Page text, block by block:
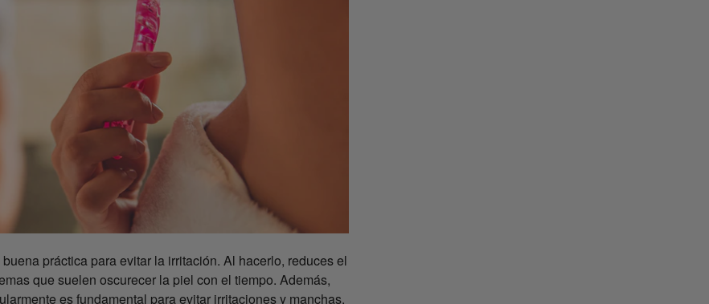
práctica para evitar la irritación. Al hacerlo, reduces el
que suelen oscurecer la piel con el tiempo. Además,
es fundamental para evitar irritaciones y manchas.